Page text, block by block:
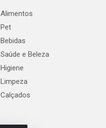
Alimentos
Pet
Bebidas
Saúde e Beleza
Higiene
Limpeza
Calçados